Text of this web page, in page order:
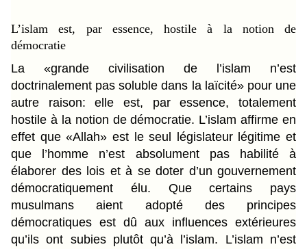
L’islam est, par essence, hostile à la notion de
démocratie
La «grande civilisation de l’islam n’est
doctrinalement pas soluble dans la laïcité» pour une
autre raison: elle est, par essence, totalement
hostile à la notion de démocratie. L’islam affirme en
effet que «Allah» est le seul législateur légitime et
que l’homme n’est absolument pas habilité à
élaborer des lois et à se doter d’un gouvernement
démocratiquement élu. Que certains pays
musulmans aient adopté des principes
démocratiques est dû aux influences extérieures
qu’ils ont subies plutôt qu’à l’islam. L’islam n’est